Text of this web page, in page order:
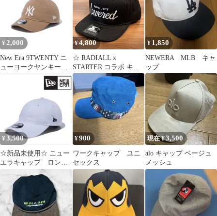
¥ 2,000
New Era 9TWENTY ニ
ューヨークヤンキース
¥4,800
☆ RADIALL x
STARTER コラボ キャ
ップ ☆
¥ 1,850
NEWERA MLB キャ
ップ
¥ 3,500
☆新品未使用☆ ニュー
エラキャップ ロング
バイザー ホワイト
ユニセックス
¥900
ワークキャップ ユニ
セックス
現在 ¥3,500
alo キャップ ベージュ
メッシュ